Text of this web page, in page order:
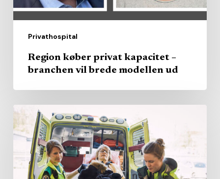
Privathospital
modellen
Region køber privat kapacitet –
branchen vil brede modellen ud
AI
skal
hjælpe
ambulancefolk
med